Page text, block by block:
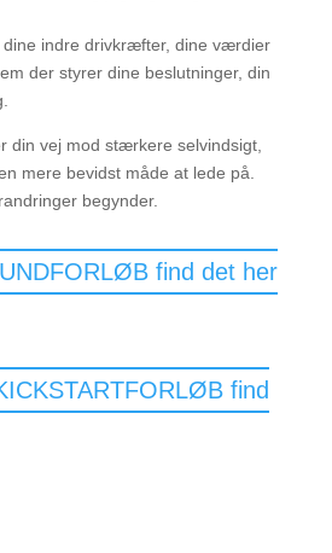
dine indre drivkræfter, dine værdier
der styrer dine beslutninger, din
din vej mod stærkere selvindsigt,
mere bevidst måde at lede på.
begynder.
find det her
find